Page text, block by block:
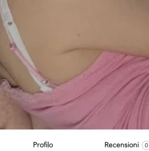
Profilo Recensioni 0